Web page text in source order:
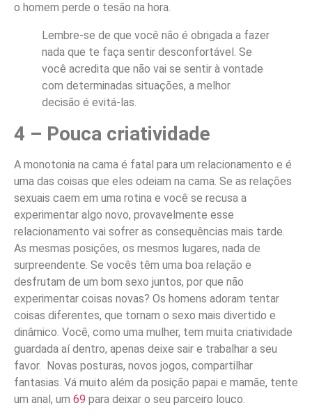
o homem perde o tesão na hora.
Lembre-se de que você não é obrigada a fazer
nada que te faça sentir desconfortável. Se
você acredita que não vai se sentir à vontade
com determinadas situações, a melhor
decisão é evitá-las.
4 – Pouca criatividade
A monotonia na cama é fatal para um relacionamento e é
uma das coisas que eles odeiam na cama. Se as relações
sexuais caem em uma rotina e você se recusa a
experimentar algo novo, provavelmente esse
relacionamento vai sofrer as consequências mais tarde.
As mesmas posições, os mesmos lugares, nada de
surpreendente. Se vocês têm uma boa relação e
desfrutam de um bom sexo juntos, por que não
experimentar coisas novas? Os homens adoram tentar
coisas diferentes, que tornam o sexo mais divertido e
dinâmico. Você, como uma mulher, tem muita criatividade
guardada aí dentro, apenas deixe sair e trabalhar a seu
favor. Novas posturas, novos jogos, compartilhar
fantasias. Vá muito além da posição papai e mamãe, tente
um anal, um 69 para deixar o seu parceiro louco.